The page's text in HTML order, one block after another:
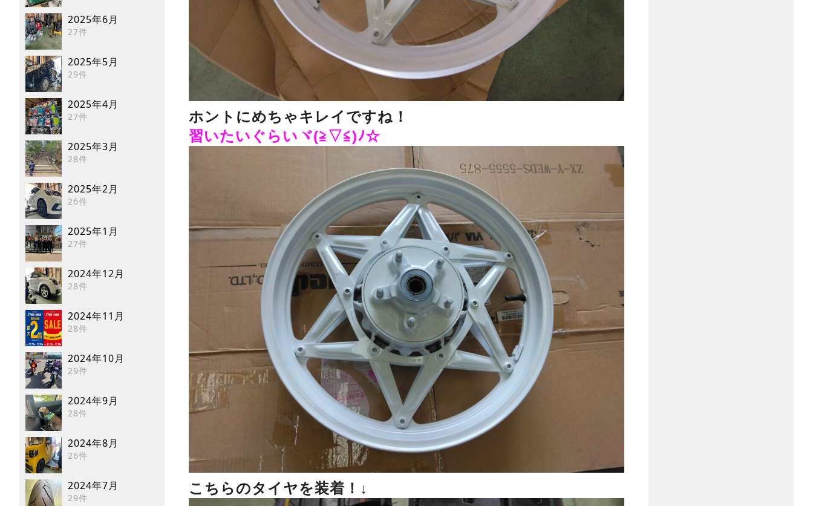
2025年6月
27件
2025年5月
29件
2025年4月
27件
2025年3月
28件
2025年2月
26件
2025年1月
27件
2024年12月
28件
2024年11月
28件
2024年10月
29件
2024年9月
28件
2024年8月
26件
2024年7月
29件
ホントにめちゃキレイですね！
習いたいぐらいヾ(≧▽≦)ﾉ☆
こちらのタイヤを装着！↓